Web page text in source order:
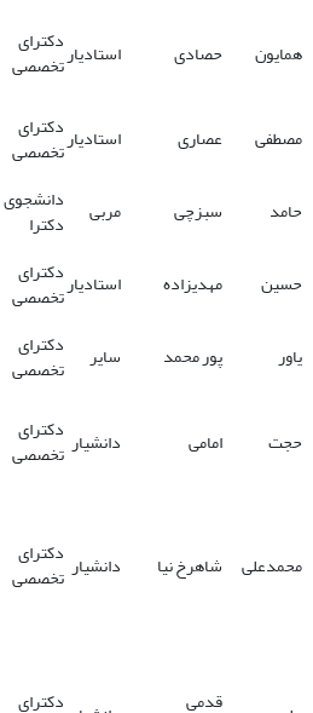
همایون حصادی استادیاردکترای
تخصصی
مصطفی
عصاری استادیاردکترای
تخصصی
حامد
سبزچی مربی دانشجوی
دکترا
حسین مهدیزاده استادیاردکترای
تخصصی
یاور پور محمد سایر دکترای
تخصصی
حجت امامی دانشیار دکترای
تخصصی
محمدعلی شاهرخ نیا دانشیار دکترای
تخصصی
قدمی دکترای